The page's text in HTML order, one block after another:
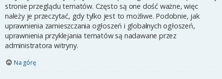
stronie przeglądu tematów. Często są one dość ważne, więc
należy je przeczytać, gdy tylko jest to możliwe. Podobnie, jak
uprawnienia zamieszczania ogłoszeń i globalnych ogłoszeń,
uprawnienia przyklejania tematów są nadawane przez
administratora witryny.
Na górę